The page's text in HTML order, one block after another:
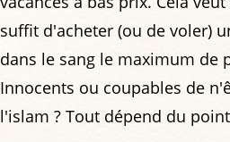
suffit d'acheter (ou de voler)
dans le sang le maximum de
Innocents ou coupables de
l'islam ? Tout dépend du